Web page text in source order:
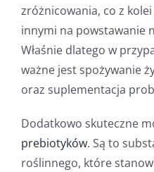
zróżnicowania, co z
innymi na powstawanie
Właśnie dlatego w
ważne jest spożywanie
oraz suplementacja
Dodatkowo skuteczne
prebiotyków. Są to
roślinnego, które